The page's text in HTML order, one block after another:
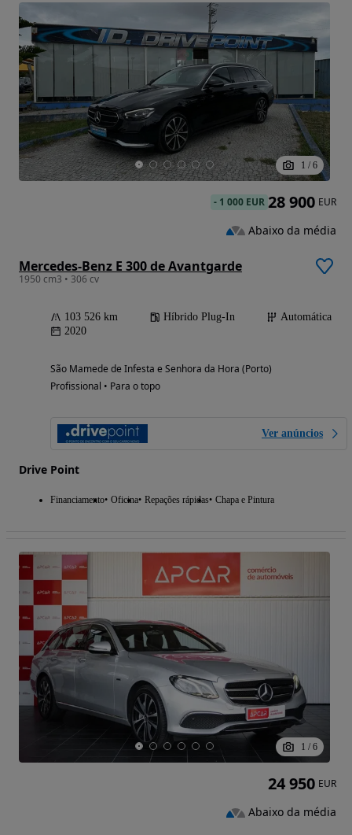
1 / 6
Mercedes-Benz E 300 de Avantgarde
1950 cm3 • 306 cv
103 526 km Híbrido Plug-In
Automática
2020
São Mamede de Infesta e Senhora da Hora (Porto)
Profissional • Para o topo
Ver anúncios
Drive Point
Financiamento Oficina Repações rápidas Chapa e Pintura
- 1 000 EUR 28 900 EUR
Abaixo da média
1 / 6
24 950 EUR
Abaixo da média